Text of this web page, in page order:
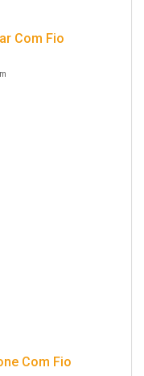
Com Fio
Com Fio